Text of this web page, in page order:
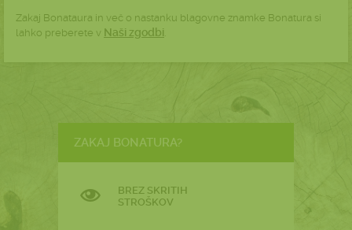
Zakaj Bonataura in več o nastanku blagovne znamke Bonatura si
lahko preberete v Naši zgodbi
ZAKAJ BONATURA?
BREZ SKRITIH
STROŠKOV